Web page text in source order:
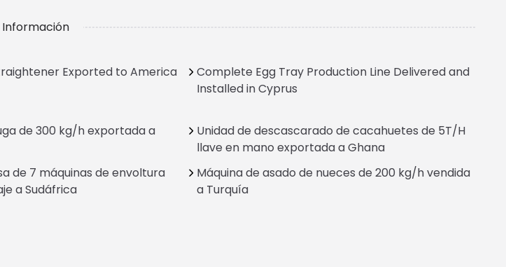
Información
Exported to America
Complete Egg Tray Production Line Delivered and
Installed in Cyprus
de 300 kg/h exportada a
Unidad de descascarado de cacahuetes de 5T/H
llave en mano exportada a Ghana
de 7 máquinas de envoltura
a Sudáfrica
Máquina de asado de nueces de 200 kg/h vendida
a Turquía